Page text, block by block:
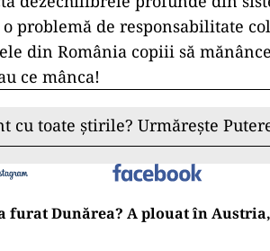
problemă de responsabilitate
din România copiii să
ce mânca!
cu toate știrile? Urmărește
furat Dunărea? A plouat în